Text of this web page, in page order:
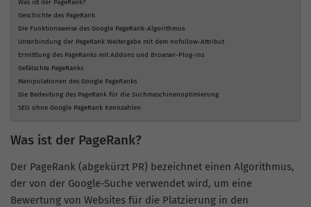
Was ist der PageRank?
Geschichte des PageRank
Die Funktionsweise des Google PageRank-Algorithmus
Unterbindung der PageRank Weitergabe mit dem nofollow-Attribut
Ermittlung des PageRanks mit Addons und Browser-Plug-ins
Gefälschte PageRanks
Manipulationen des Google PageRanks
Die Bedeutung des PageRank für die Suchmaschinenoptimierung
SEO ohne Google PageRank Kennzahlen
Was ist der PageRank?
Der PageRank (abgekürzt PR) bezeichnet einen Algorithmus,
der von der Google-Suche verwendet wird, um eine
Bewertung von Websites für die Platzierung in den